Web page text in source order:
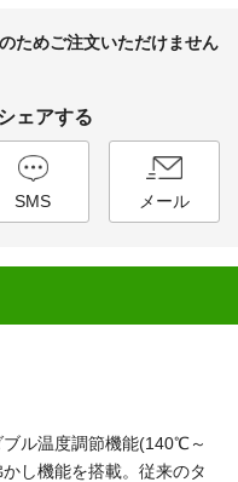
ためご注文いただけません
ェアする
SMS メール
ル温度調節機能(140℃～
し機能を搭載。従来のタ